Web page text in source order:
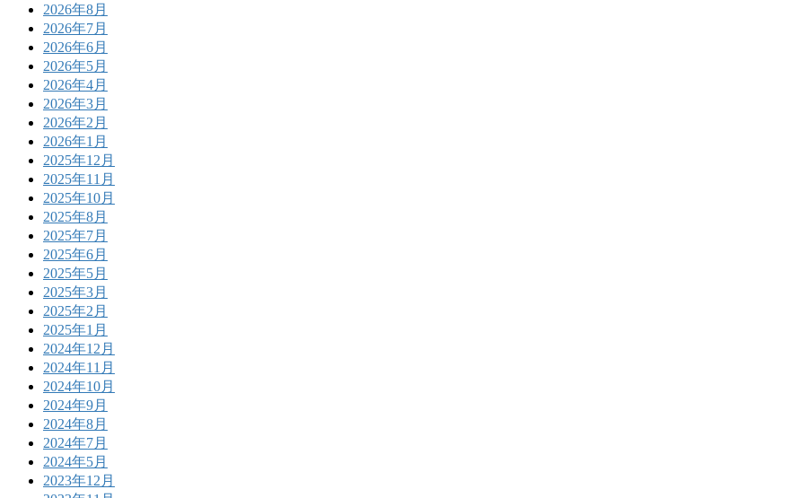
2026年8月
2026年7月
2026年6月
2026年5月
2026年4月
2026年3月
2026年2月
2026年1月
2025年12月
2025年11月
2025年10月
2025年8月
2025年7月
2025年6月
2025年5月
2025年3月
2025年2月
2025年1月
2024年12月
2024年11月
2024年10月
2024年9月
2024年8月
2024年7月
2024年5月
2023年12月